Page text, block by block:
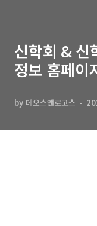
신학회 & 신
정보 홈페이
by 데오스앤로고스